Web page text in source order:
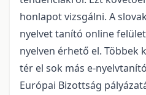
honlapot vizsgálni. A
nyelvet tanító online
nyelven érhető el. Többek
tér el sok más e-
Európai Bizottság